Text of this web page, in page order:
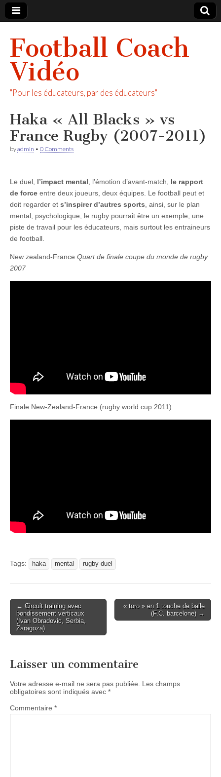
Football Coach
Vidéo
"Pour les éducateurs, par des éducateurs"
Haka « All Blacks » vs
France Rugby (2007-2011)
byadmin • 0 Comments
Le duel, l’impact mental , l’émotion d’avant-match, le rapport
de force entre deux joueurs, deux équipes. Le football peut et
doit regarder et s’inspirer d’autres sports , ainsi, sur le plan
mental, psychologique, le rugby pourrait être un exemple, une
piste de travail pour les éducateurs, mais surtout les entraineurs
de football.
New zealand-France Quart de finale coupe du monde de rugby
2007
Finale New-Zealand-France (rugby world cup 2011)
Tags: haka mental rugby duel
Post
navigation
← Circuit training avec
bondissement verticaux
(Ivan Obradovic, Serbia,
Zaragoza)
« toro » en 1 touche de balle
(F.C. barcelone) →
Laisser un commentaire
Votre adresse e-mail ne sera pas publiée.
Les champs
obligatoires sont indiqués avec *
Commentaire *